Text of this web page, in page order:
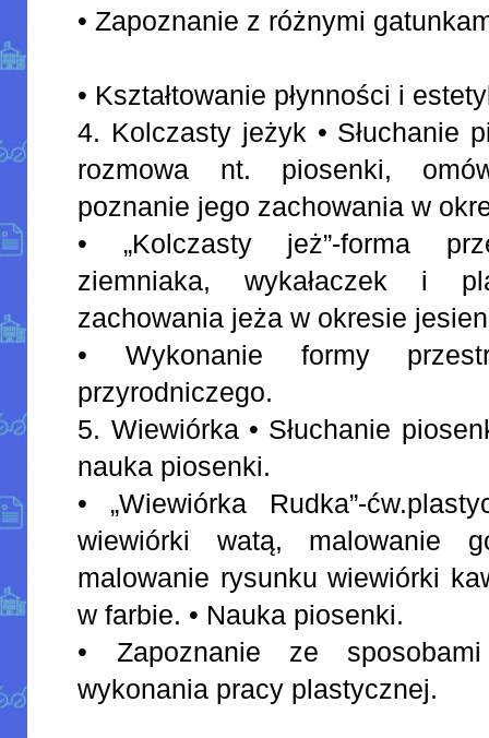
• Zapoznanie z różnymi
• Kształtowanie płynności i
4. Kolczasty jeżyk • Słuchanie
rozmowa nt. piosenki,
poznanie jego zachowania w
• „Kolczasty jeż”-forma
ziemniaka, wykałaczek i
zachowania jeża w okresie
• Wykonanie formy
przyrodniczego.
5. Wiewiórka • Słuchanie
nauka piosenki.
• „Wiewiórka Rudka”-
wiewiórki watą, malowanie
malowanie rysunku wiewiórki
w farbie. • Nauka piosenki.
• Zapoznanie ze sposobami
wykonania pracy plastycznej.